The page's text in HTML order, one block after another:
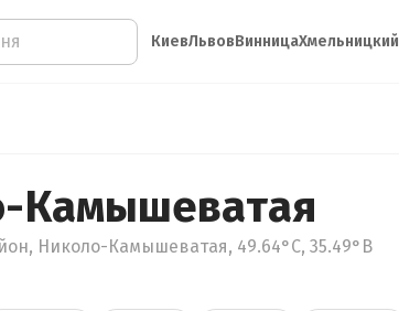
КиевЛьвовВинницаХмельницкий
Камышеватая
Николо-Камышеватая, 49.64°С, 35.49°В